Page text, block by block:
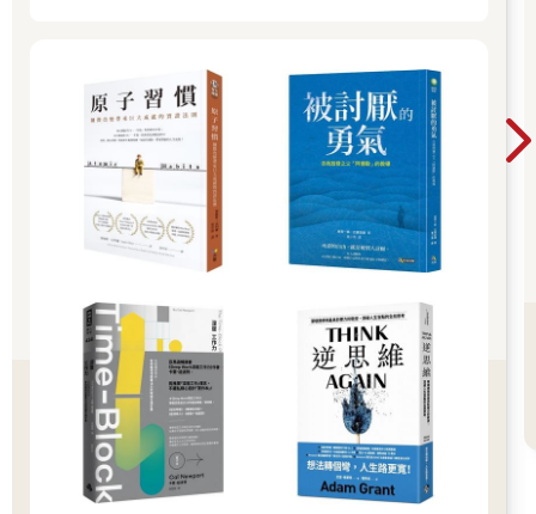
什麼，而且即使你知道它會發生，甚至你等著它發生，當它出現
時，你還是會感到衝擊。
親戚死亡是五百美元。兄弟姊妹死亡是一千兩百五十美元。父母
則是一人兩千美元，不過人們會為了各種情況買單，他們有各式
這家公司最初只提供普通的服務，也就是最基本的東西：轉移道
德不安、合理推諉。
這種服務能產生良好的現金流，現金流又直接投回研發，年復一
年，小公司變成了小角色，又變成了不小的角色，最後成為專業
市場的龍頭。早年這裡原本叫良心公司，在轉移罪惡感這方面壟
斷了早期的市場。
後來，技術進步了。某個天才在德里（Delhi）構思出一種傳輸協
定，可以將各種不同的經歷標準化及封包化。一個產業誕生了。